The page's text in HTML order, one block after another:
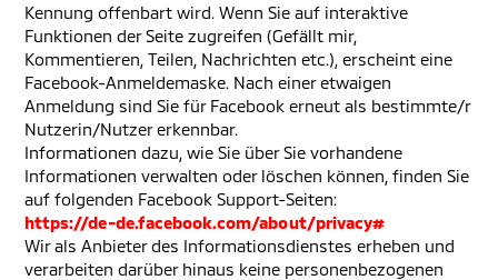
Kennung offenbart wird. Wenn Sie auf interaktive
Funktionen der Seite zugreifen (Gefällt mir,
Kommentieren, Teilen, Nachrichten etc.), erscheint eine
Facebook-Anmeldemaske. Nach einer etwaigen
Anmeldung sind Sie für Facebook erneut als bestimmte/r
Nutzerin/Nutzer erkennbar.
Informationen dazu, wie Sie über Sie vorhandene
Informationen verwalten oder löschen können, finden Sie
auf folgenden Facebook Support-Seiten:
https://de-de.facebook.com/about/privacy#
Wir als Anbieter des Informationsdienstes erheben und
verarbeiten darüber hinaus keine personenbezogenen